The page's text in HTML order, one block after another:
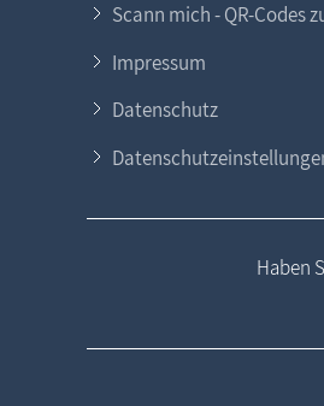
Scann mich - QR-Codes
Impressum
Datenschutz
Haben